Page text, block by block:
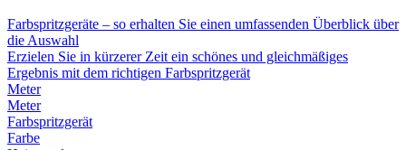
Farbspritzgeräte – so erhalten Sie einen umfassenden Überblick über
die Auswahl
Erzielen Sie in kürzerer Zeit ein schönes und gleichmäßiges
Ergebnis mit dem richtigen Farbspritzgerät
Meter
Meter
Farbspritzgerät
Farbe